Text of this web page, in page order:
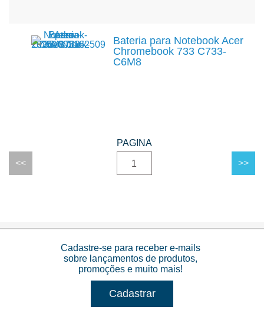
Bateria para Notebook Acer
Chromebook 733 C733-
C6M8
1
Cadastre-se para receber e-mails
sobre lançamentos de produtos,
promoções e muito mais!
Cadastrar